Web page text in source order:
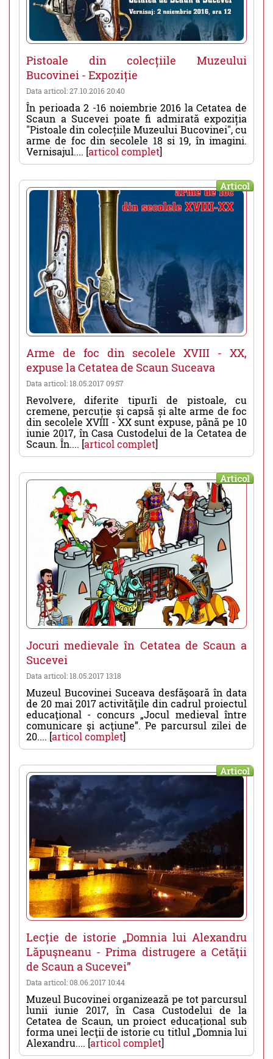
Pistoale din colecțiile Muzeului
Bucovinei - Expoziție
Data articol: 27.10.2016 20:40
În perioada 2 -16 noiembrie 2016 la Cetatea de
Scaun a Sucevei poate fi admirată expoziția
"Pistoale din colecțiile Muzeului Bucovinei", cu
arme de foc din secolele 18 si 19, în imagini.
Vernisajul.... [articol complet]
Articol
Arme de foc din secolele XVIII - XX,
expuse la Cetatea de Scaun Suceava
Data articol: 18.05.2017 09:57
Revolvere, diferite tipurIi de pistoale, cu
cremene, percuție și capsă și alte arme de foc
din secolele XVIII - XX sunt expuse, până pe 10
iunie 2017, în Casa Custodelui de la Cetatea de
Scaun. În.... [articol complet]
Articol
Jocuri medievale în Cetatea de Scaun a
Sucevei
Data articol: 18.05.2017 13:18
Muzeul Bucovinei Suceava desfăşoară în data
de 20 mai 2017 activităţile din cadrul proiectul
educaţional - concurs „Jocul medieval între
comunicare şi acţiune”. Pe parcursul zilei de
20.... [articol complet]
Articol
Lecție de istorie „Domnia lui Alexandru
Lăpuşneanu - Prima distrugere a Cetăţii
de Scaun a Sucevei”
Data articol: 08.06.2017 10:44
Muzeul Bucovinei organizează pe tot parcursul
lunii iunie 2017, în Casa Custodelui de la
Cetatea de Scaun, un proiect educațional sub
forma unei lecţii de istorie cu titlul „Domnia lui
Alexandru.... [articol complet]